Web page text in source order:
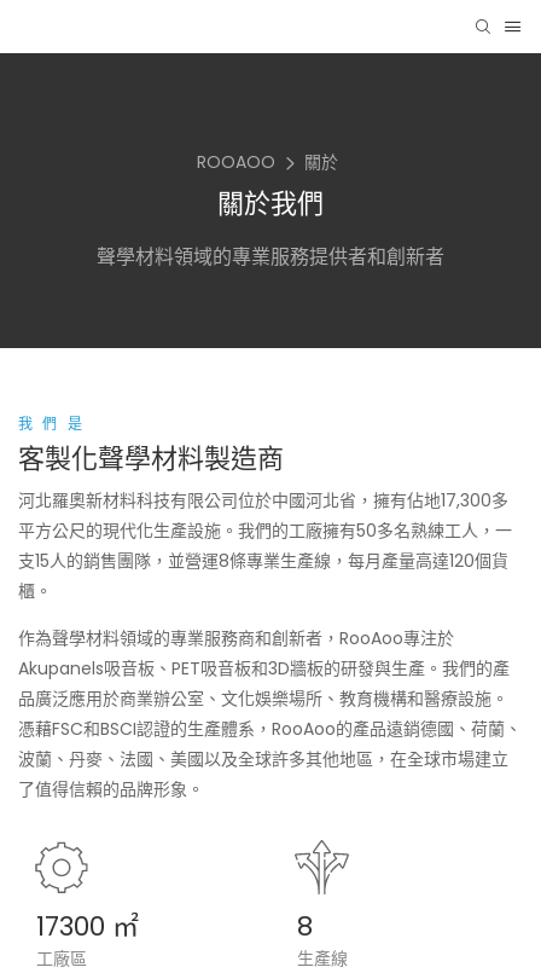
ROOAOO 關於
關於我們
聲學材料領域的專業服務提供者和創新者
我們是
客製化聲學材料製造商
河北羅奧新材料科技有限公司位於中國河北省，擁有佔地17,300多
平方公尺的現代化生產設施。我們的工廠擁有50多名熟練工人，一
支15人的銷售團隊，並營運8條專業生產線，每月產量高達120個貨
櫃。
作為聲學材料領域的專業服務商和創新者，RooAoo專注於
Akupanels吸音板、PET吸音板和3D牆板的研發與生產。我們的產
品廣泛應用於商業辦公室、文化娛樂場所、教育機構和醫療設施。
憑藉FSC和BSCI認證的生產體系，RooAoo的產品遠銷德國、荷蘭、
波蘭、丹麥、法國、美國以及全球許多其他地區，在全球市場建立
了值得信賴的品牌形象。
17300 ㎡
工廠區
8
生產線